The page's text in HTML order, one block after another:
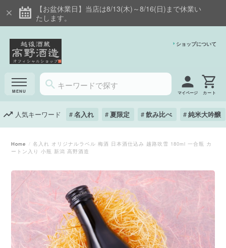
【お盆休業日】当店は8/13(木)～8/16(日)まで休業い
たします。
ショップについて
マイページ
人気キーワード 名入れ 夏限定 飲み比べ 純米大吟醸
Home
名入れ オリジナルラベル 梅酒 日本酒仕込み 越路吹雪 180ml 一合瓶 カ
ートン入り 小瓶 新潟 高野酒造